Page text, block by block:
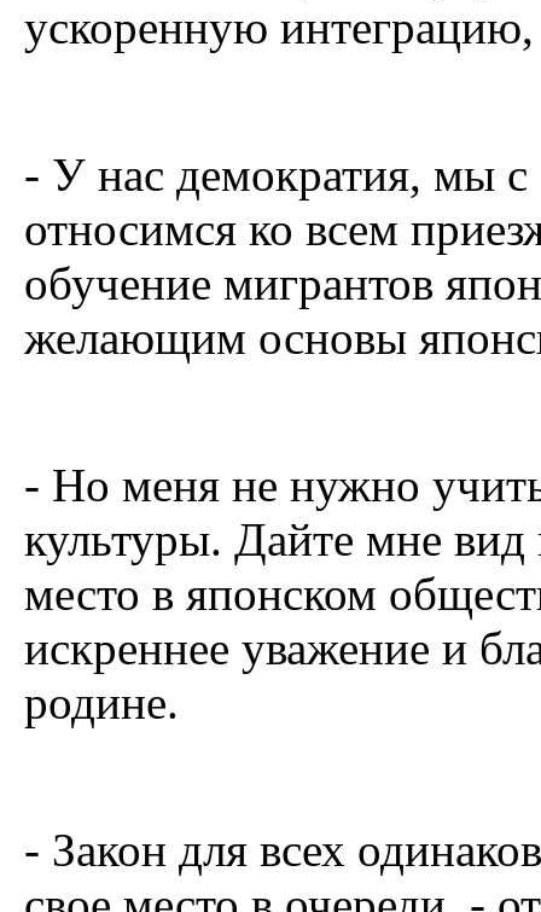
ускоренную
- У нас демократия, мы
относимся ко всем
обучение мигрантов
желающим основы
- Но меня не нужно
культуры. Дайте мне вид
место в японском
искреннее уважение и
родине.
- Закон для всех